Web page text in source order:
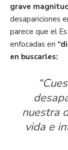
grave
desapariciones
parece que el
enfocadas en
en buscarles:
nuestra
vida e